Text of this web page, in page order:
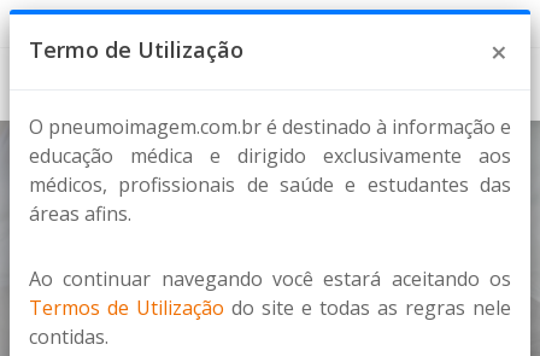
Sarcoidose
Home Imagens
×
Termo de Utilização
O pneumoimagem.com.br é destinado à informação e
educação médica e dirigido exclusivamente aos
médicos, profissionais de saúde e estudantes das
áreas afins.
Ao continuar navegando você estará aceitando os
Termos de Utilização do site e todas as regras nele
contidas.